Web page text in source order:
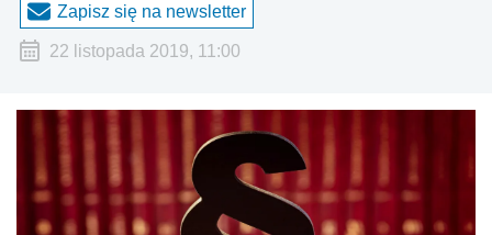
Zapisz się na newsletter
22 listopada 2019, 11:00